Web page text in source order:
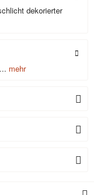
dekorierter
mehr